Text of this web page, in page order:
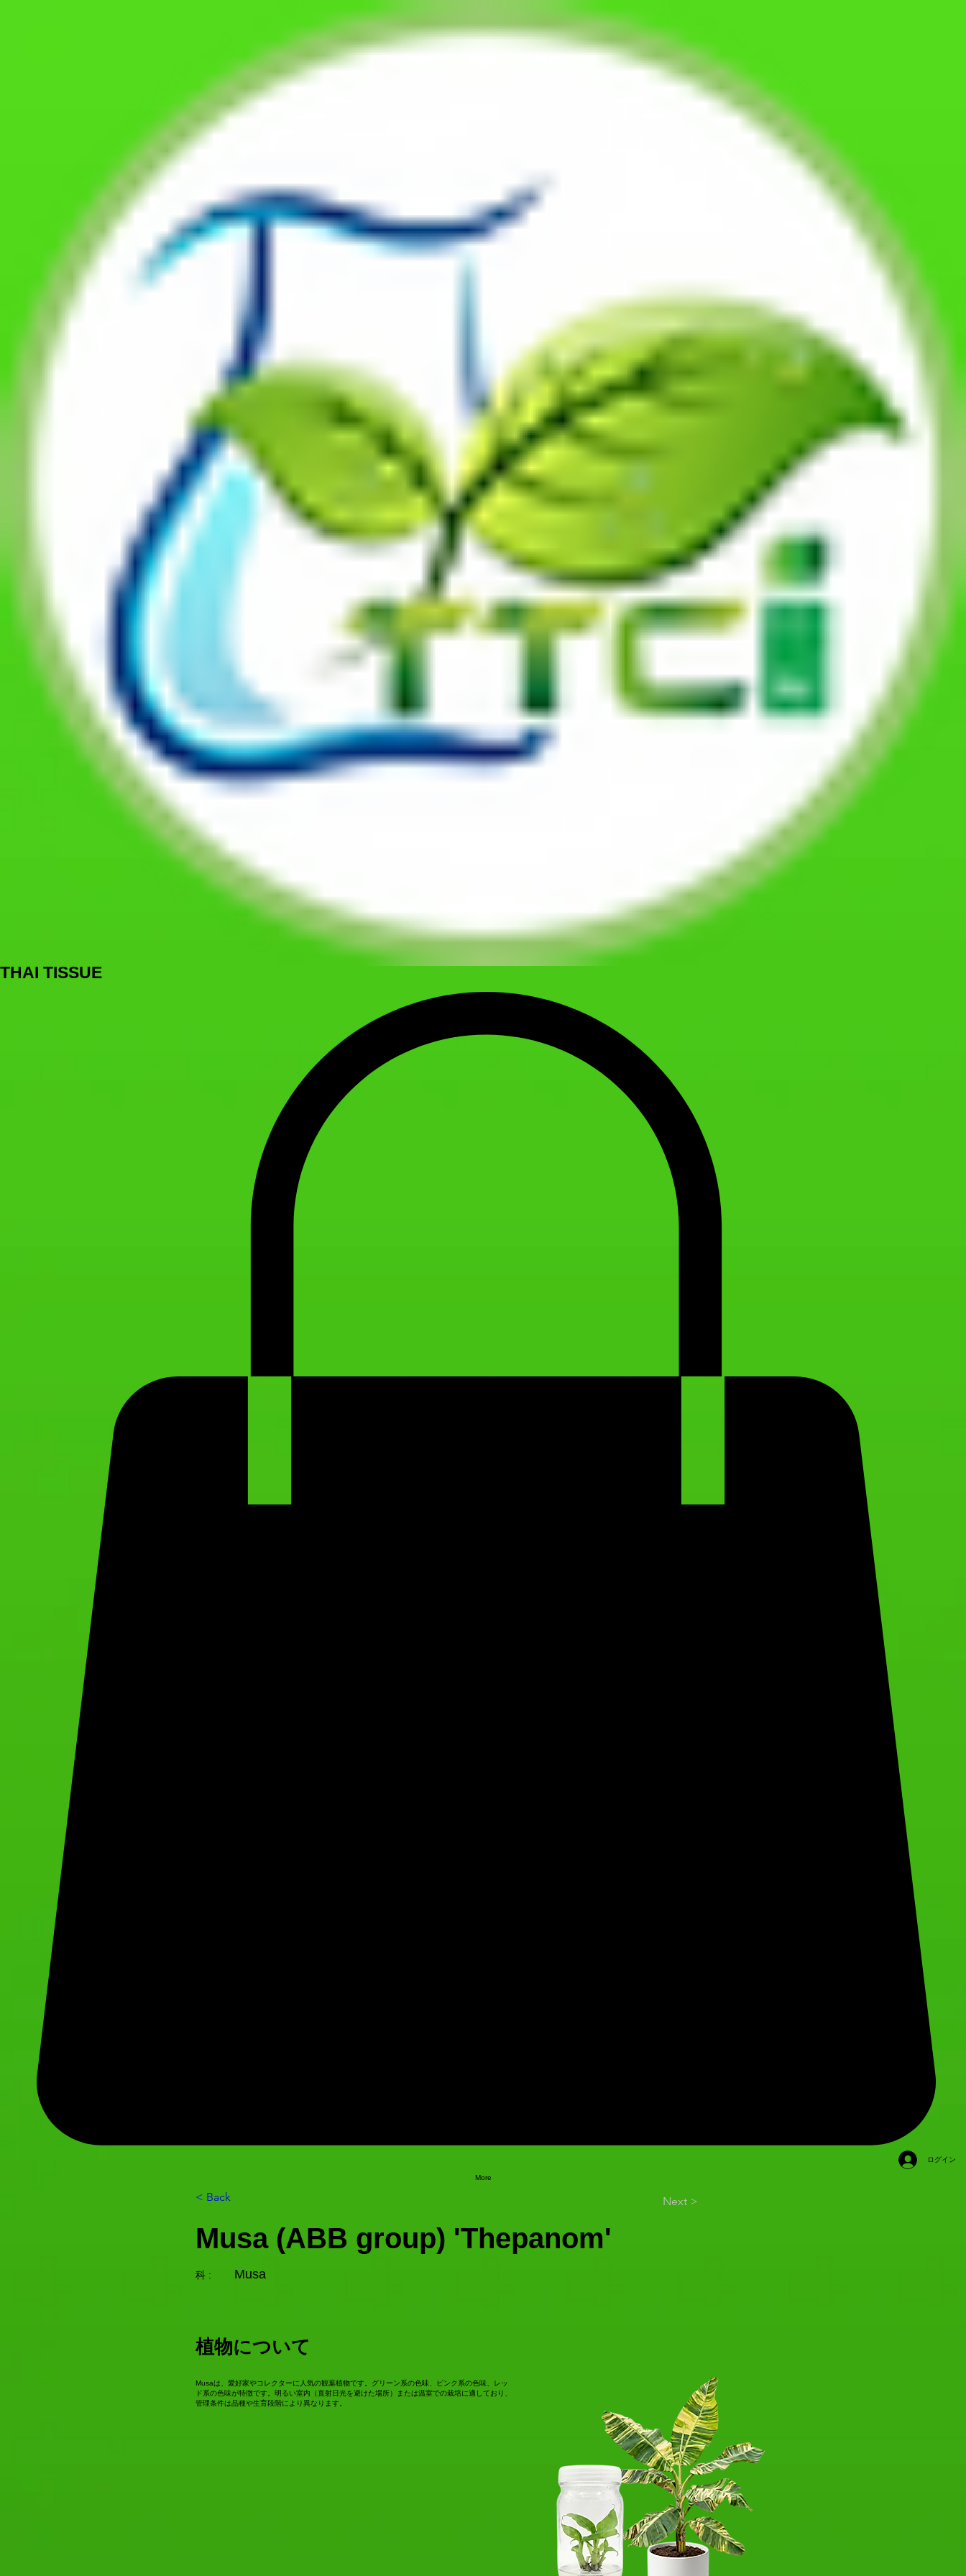
THAI TISSUE
ログイン
More
< Back Next >
Musa (ABB group) 'Thepanom'
科 : Musa
植物について
Musaは、愛好家やコレクターに人気の観葉植物です。グリーン系の色味、ピンク系の色味、レッ
ド系の色味が特徴です。明るい室内（直射日光を避けた場所）または温室での栽培に適しており、
管理条件は品種や生育段階により異なります。